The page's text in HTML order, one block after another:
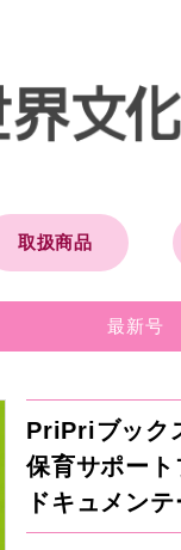
取扱商品
最新号
PriPriブック
保育サポー
ドキュメン